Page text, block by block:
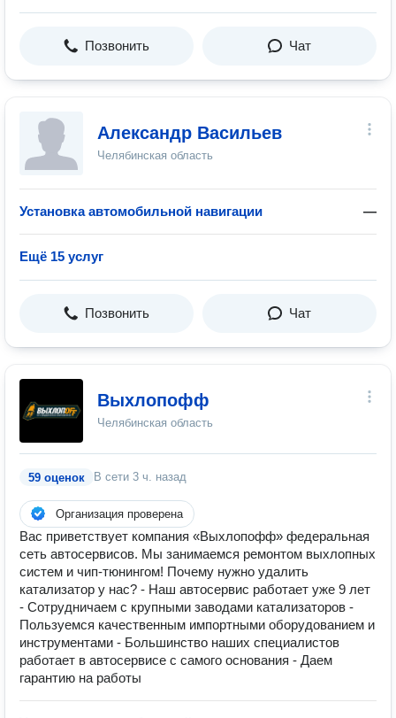
Позвонить Чат
Александр Васильев
Челябинская область
Установка автомобильной навигации —
Ещё 15 услуг
Позвонить Чат
Выхлопофф
Челябинская область
59 оценок В сети 3 ч. назад
Организация проверена
Вас приветствует компания «Выхлопофф» федеральная
сеть автосервисов. Мы занимаемся ремонтом выхлопных
систем и чип-тюнингом! Почему нужно удалить
катализатор у нас? - Наш автосервис работает уже 9 лет
- Сотрудничаем с крупными заводами катализаторов -
Пользуемся качественным импортными оборудованием и
инструментами - Большинство наших специалистов
работает в автосервисе с самого основания - Даем
гарантию на работы